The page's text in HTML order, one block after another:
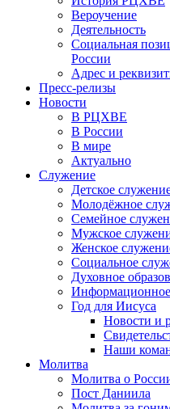
Вероучение
Деятельность
Социальная
России
Адрес и
Пресс-релизы
Новости
В РЦХВЕ
В России
В мире
Актуально
Служение
Детское
Молодёжное
Семейное
Мужское
Женское
Социальное
Духовное
Год для Иисуса
Новости и
Наши
Молитва
Молитва о
Пост Даниила